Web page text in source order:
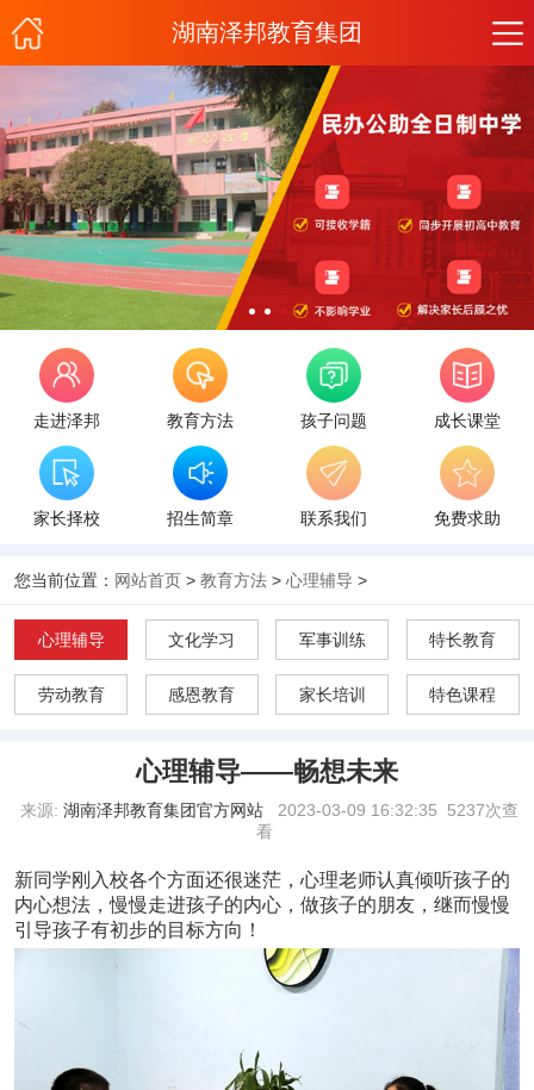
湖南泽邦教育集团
走进泽邦 教育方法 孩子问题 成长课堂
家长择校 招生简章 联系我们 免费求助
您当前位置： 网站首页 > 教育方法 > 心理辅导 >
心理辅导 文化学习 军事训练 特长教育
劳动教育 感恩教育 家长培训 特色课程
心理辅导——畅想未来
来源: 湖南泽邦教育集团官方网站 2023-03-09 16:32:35
5237次查
看
新同学刚入校各个方面还很迷茫，心理老师认真倾听孩子的
内心想法，慢慢走进孩子的内心，做孩子的朋友，继而慢慢
引导孩子有初步的目标方向！